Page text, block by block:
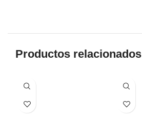
Productos relacionados